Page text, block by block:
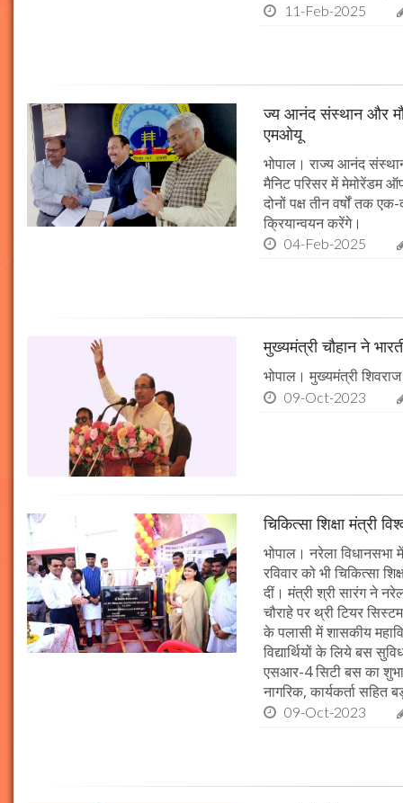
11-Feb-2025
ज्य आनंद संस्थान और
एमओयू
भोपाल। राज्य आनंद
मैनिट परिसर में मेमोरेंडम
दोनों पक्ष तीन वर्षों तक
क्रियान्वयन करेंगे।
04-Feb-2025
मुख्यमंत्री चौहान ने
भोपाल। मुख्यमंत्री
09-Oct-2023
चिकित्सा शिक्षा मंत्री
भोपाल। नरेला विधानसभा
रविवार को भी चिकित्सा
दीं। मंत्री श्री सारंग ने
चौराहे पर थ्री टियर
के पलासी में शासकीय
विद्यार्थियों के लिये बस
एसआर-4 सिटी बस का
नागरिक, कार्यकर्ता सहित
09-Oct-2023